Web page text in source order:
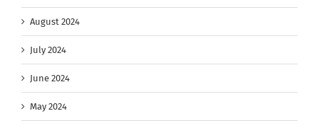
August 2024
July 2024
June 2024
May 2024